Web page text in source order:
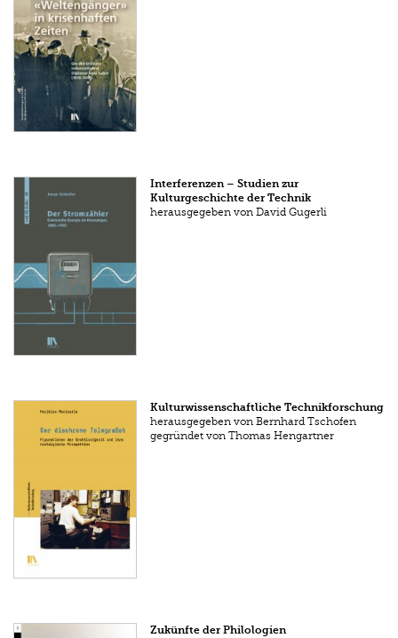
Interferenzen – Studien zur
Kulturgeschichte der Technik
herausgegeben von David Gugerli
Kulturwissenschaftliche Technikforschung
herausgegeben von Bernhard Tschofen
gegründet von Thomas Hengartner
Zukünfte der Philologien